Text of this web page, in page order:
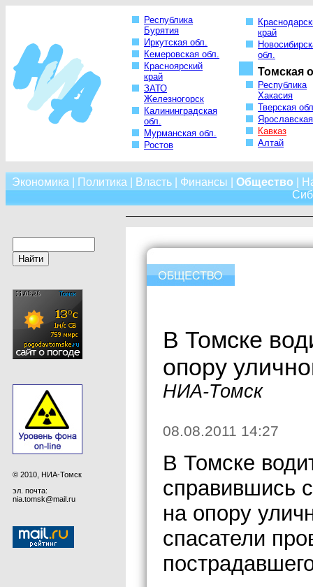
Республика
Бурятия
Иркутская обл.
Кемеровская обл.
Красноярский
край
ЗАТО
Железногорск
Калининградская
обл.
Мурманская обл.
Ростов
край
обл.
Томская
Республика
Хакасия
Тверская
Кавказ
Алтай
Экономика Политика Власть| Финансы Общество
© 2010, НИА-Томск
эл. почта:
nia.tomsk@mail.ru
В Томске
опору
НИА-Томск
08.08.2011 14:27
В Томске
справившись
на опору
спасатели